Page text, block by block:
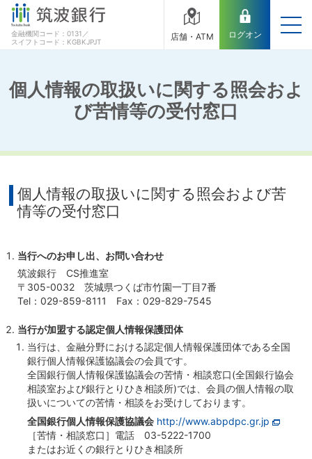
金融機関コード：0131／
スイフトコード：KGBKJPJT
店舗・ATM ログオン
個人情報の取扱いに関する照会およ
び苦情等の受付窓口
個人情報の取扱いに関する照会および苦
情等の受付窓口
当行へのお申し出、お問い合わせ
筑波銀行 CS推進室
〒305-0032 茨城県つくば市竹園一丁目7番
Tel：029-859-8111 Fax：029-829-7545
当行が加盟する認定個人情報保護団体
当行は、金融分野における認定個人情報保護団体である全国
銀行個人情報保護協議会の会員です。
全国銀行個人情報保護協議会の苦情・相談窓口(全国銀行協会
相談室および銀行とりひき相談所)では、会員の個人情報の取
扱いについての苦情・相談をお受けしております。
全国銀行個人情報保護協議会 http://www.abpdpc.gr.jp
［苦情・相談窓口］電話 03-5222-1700
またはお近くの銀行とりひき相談所